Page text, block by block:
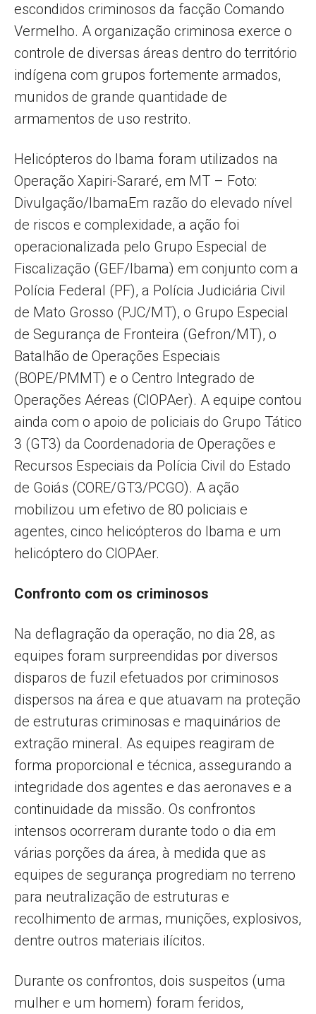
escondidos criminosos da facção Comando
Vermelho. A organização criminosa exerce o
controle de diversas áreas dentro do território
indígena com grupos fortemente armados,
munidos de grande quantidade de
armamentos de uso restrito.
Helicópteros do Ibama foram utilizados na
Operação Xapiri-Sararé, em MT – Foto:
Divulgação/IbamaEm razão do elevado nível
de riscos e complexidade, a ação foi
operacionalizada pelo Grupo Especial de
Fiscalização (GEF/Ibama) em conjunto com a
Polícia Federal (PF), a Polícia Judiciária Civil
de Mato Grosso (PJC/MT), o Grupo Especial
de Segurança de Fronteira (Gefron/MT), o
Batalhão de Operações Especiais
(BOPE/PMMT) e o Centro Integrado de
Operações Aéreas (CIOPAer). A equipe contou
ainda com o apoio de policiais do Grupo Tático
3 (GT3) da Coordenadoria de Operações e
Recursos Especiais da Polícia Civil do Estado
de Goiás (CORE/GT3/PCGO). A ação
mobilizou um efetivo de 80 policiais e
agentes, cinco helicópteros do Ibama e um
helicóptero do CIOPAer.
Confronto com os criminosos
Na deflagração da operação, no dia 28, as
equipes foram surpreendidas por diversos
disparos de fuzil efetuados por criminosos
dispersos na área e que atuavam na proteção
de estruturas criminosas e maquinários de
extração mineral. As equipes reagiram de
forma proporcional e técnica, assegurando a
integridade dos agentes e das aeronaves e a
continuidade da missão. Os confrontos
intensos ocorreram durante todo o dia em
várias porções da área, à medida que as
equipes de segurança progrediam no terreno
para neutralização de estruturas e
recolhimento de armas, munições, explosivos,
dentre outros materiais ilícitos.
Durante os confrontos, dois suspeitos (uma
mulher e um homem) foram feridos,